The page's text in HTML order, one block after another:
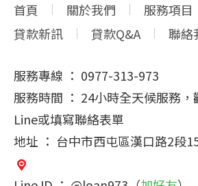
首頁 關於我們
服務項目
貸款新訊
貸款Q&A 聯絡
服務專線 ： 0977-313-973
服務時間 ： 24小時全天候服務，
Line或填寫聯絡表單
地址 ： 台中市西屯區漢口路2段